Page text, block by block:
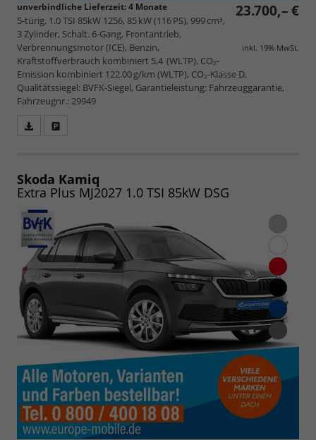
23.700,– €
inkl. 19% MwSt.
unverbindliche Lieferzeit:4 Monate
5-türig, 1.0 TSI 85kW 1256, 85 kW (116 PS), 999 cm³,
3 Zylinder, Schalt. 6-Gang, Frontantrieb,
Verbrennungsmotor (ICE), Benzin,
Kraftstoffverbrauch kombiniert 5,4 (WLTP), CO₂-
Emission kombiniert 122.00 g/km (WLTP), CO₂-Klasse D,
Qualitätssiegel: BVFK-Siegel, Garantieleistung: Fahrzeuggarantie,
Fahrzeugnr.: 29949
speichern/drucken
Skoda Kamiq
Extra Plus MJ2027 1.0 TSI 85kW DSG